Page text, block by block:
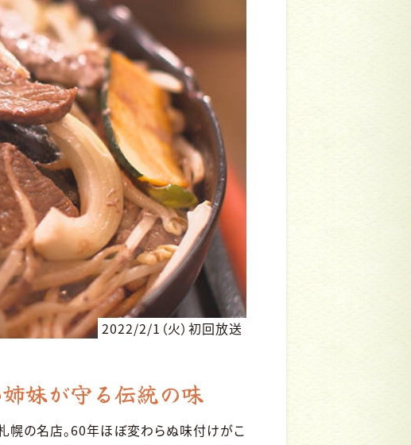
2022/2/1（火）初回放送
妹が守る伝統の味
幌の名店。60年ほぼ変わらぬ味付けがこ